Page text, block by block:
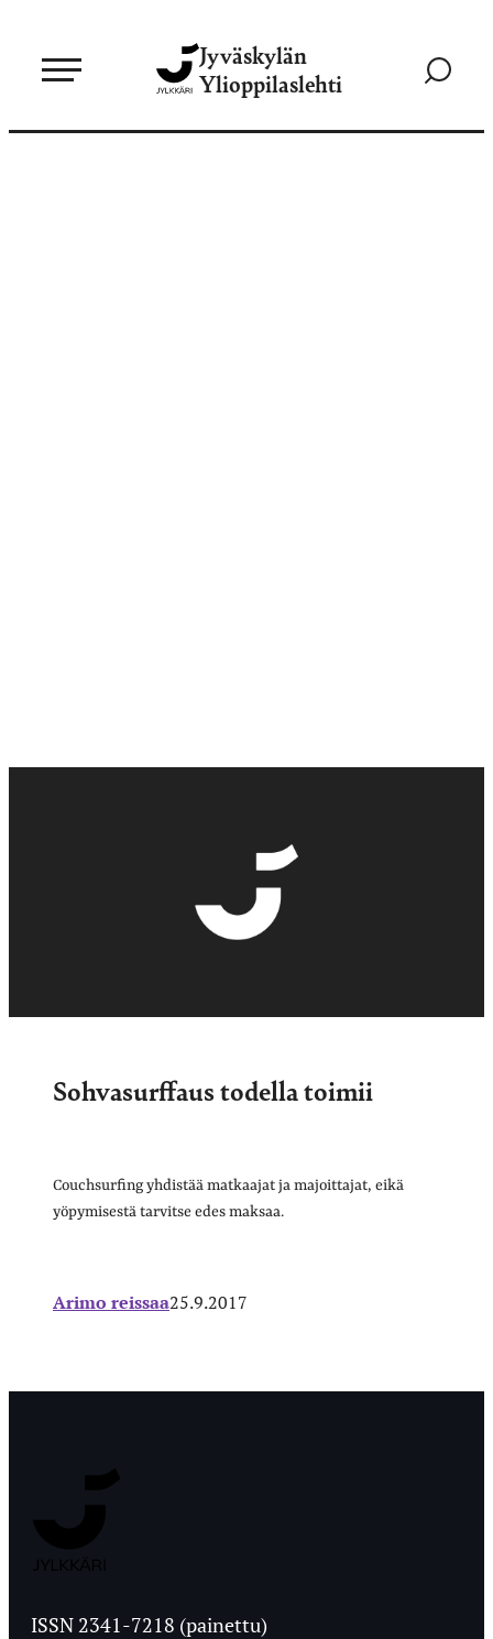
sisältöön
Jyväskylän
Ylioppilaslehti
Siirry
Sohvasurffaus todella toimii
Couchsurfing yhdistää matkaajat ja majoittajat, eikä
yöpymisestä tarvitse edes maksaa.
Arimo reissaa25.9.2017
Ylioppilaslehti
ISSN 2341-7218 (painettu)